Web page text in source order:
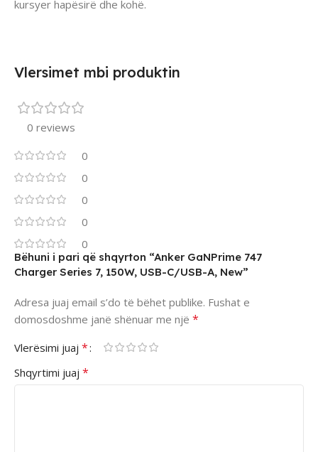
kursyer hapësirë dhe kohë.
Vlersimet mbi produktin
0 reviews
0
0
0
0
0
Bëhuni i pari që shqyrton “Anker GaNPrime 747
Charger Series 7, 150W, USB-C/USB-A, New”
Adresa juaj email s’do të bëhet publike. Fushat e
domosdoshme janë shënuar me një *
Vlerësimi juaj *
Shqyrtimi juaj *